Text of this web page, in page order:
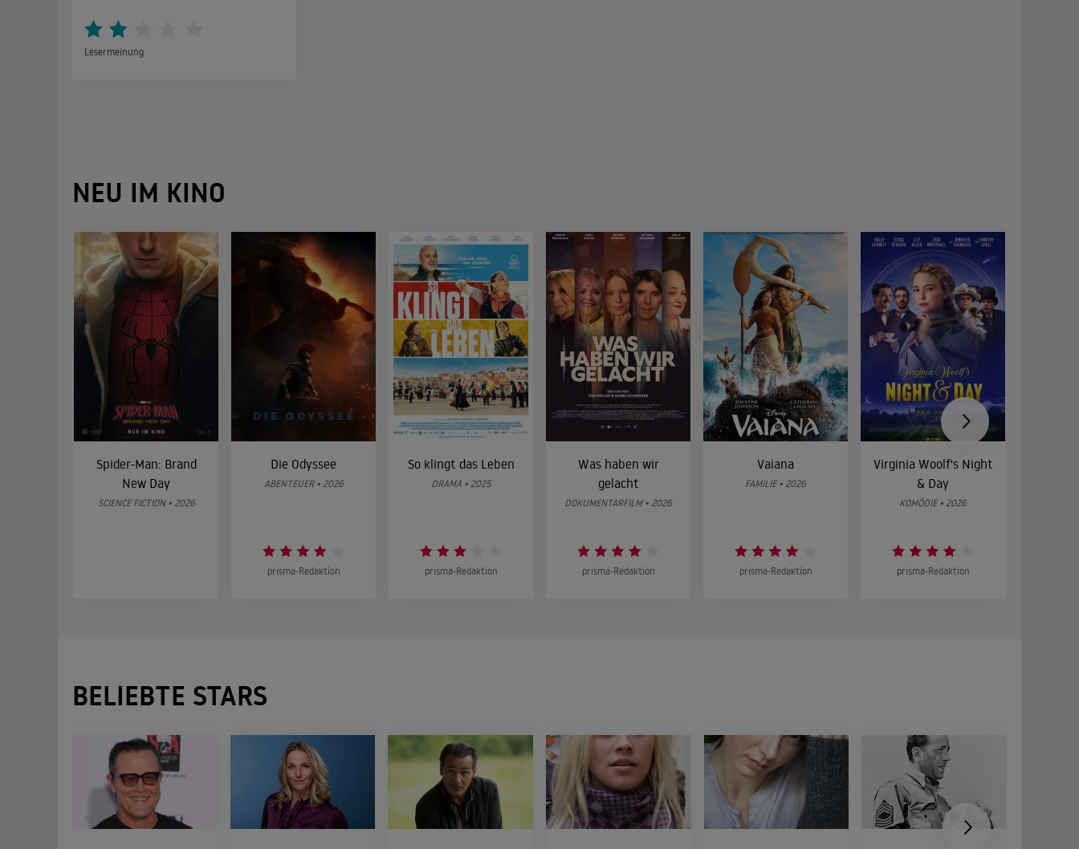
Lesermeinung
NEU IM KINO
Spider-Man: Brand
New Day
SCIENCE FICTION • 2026
Die Odyssee
ABENTEUER • 2026
prisma-Redaktion
So klingt das Leben
DRAMA • 2025
prisma-Redaktion
Was haben wir
gelacht
DOKUMENTARFILM • 2026
prisma-Redaktion
Vaiana
FAMILIE • 2026
prisma-Redaktion
Virginia Woolf's Night
& Day
KOMÖDIE • 2026
prisma-Redaktion
BELIEBTE STARS